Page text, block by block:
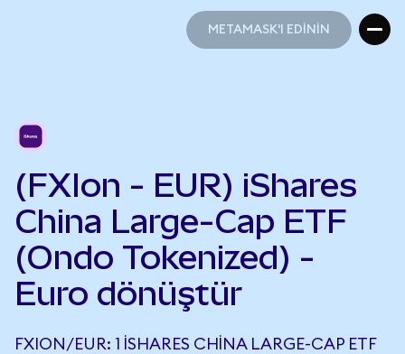
METAMASK'I EDİNİN
(FXIon - EUR) iShares
China Large-Cap ETF
(Ondo Tokenized) -
Euro dönüştür
FXION/EUR: 1 ISHARES CHINA LARGE-CAP ETF